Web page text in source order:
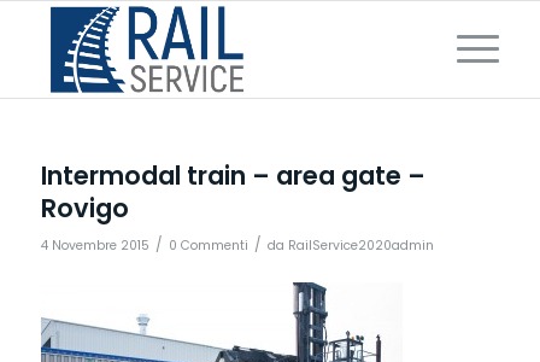
Intermodal train – area gate –
Rovigo
4 Novembre 2015 / 0 Commenti / da RailService2020admin